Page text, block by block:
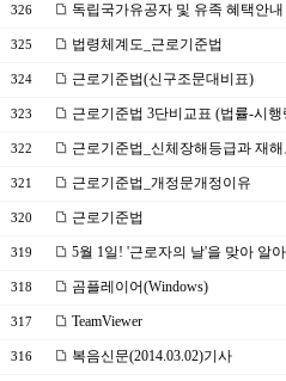
326 독립국가유공자 및 유족 혜택안내
325 법령체계도_근로기준법
324 근로기준법(신구조문대비표)
323 근로기준법 3단비교표 (법률-시
322 근로기준법_신체장해등급과 재
321 근로기준법_개정문개정이유
320 근로기준법
319 5월 1일! '근로자의 날'을 맞아 알
318 곰플레이어(Windows)
317 TeamViewer
316 복음신문(2014.03.02)기사